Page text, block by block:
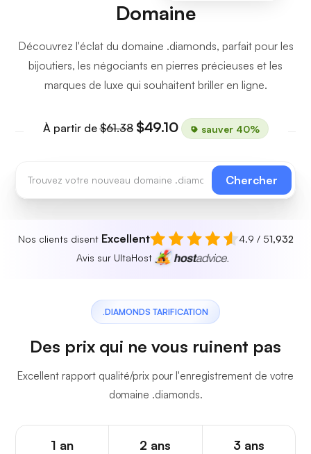
Domaine
Découvrez l'éclat du domaine .diamonds, parfait pour les
bijoutiers, les négociants en pierres précieuses et les
marques de luxe qui souhaitent briller en ligne.
À partir de$61.38 $49.10 sauver 40%
Chercher
Nos clients disent Excellent 4.9 / 51,932
Avis sur UltaHost
.DIAMONDS TARIFICATION
Des prix qui ne vous ruinent pas
Excellent rapport qualité/prix pour l'enregistrement de votre
domaine .diamonds.
1 an 2 ans 3 ans